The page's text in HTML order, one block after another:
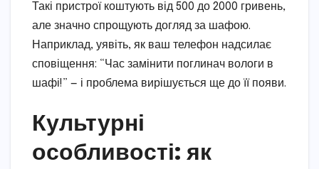
Такі пристрої коштують від 500 до 2000 гривень,
але значно спрощують догляд за шафою.
Наприклад, уявіть, як ваш телефон надсилає
сповіщення: “Час замінити поглинач вологи в
шафі!” — і проблема вирішується ще до її появи.
Культурні
особливості: як